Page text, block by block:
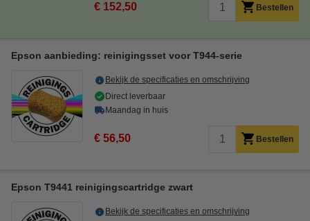
€ 152,50 Bestellen
Epson aanbieding: reinigingsset voor T944-serie
Bekijk de specificaties en omschrijving
Direct leverbaar
Maandag in huis
€ 56,50 Bestellen
Epson T9441 reinigingscartridge zwart
Bekijk de specificaties en omschrijving